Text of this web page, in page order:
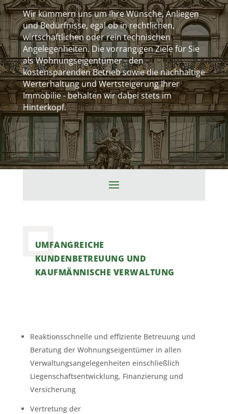
Wir kümmern uns um Ihre Wünsche, Anliegen
und Bedürfnisse, egal ob in rechtlichen,
wirtschaftlichen oder rein technischen
Angelegenheiten. Die vorrangigen Ziele für Sie
als Wohnungseigentümer - den
kostensparenden Betrieb sowie die nachhaltige
Werterhaltung und Wertsteigerung Ihrer
Immobilie - behalten wir dabei stets im
Hinterkopf.
UMFANGREICHE
KUNDENBETREUUNG UND
KAUFMÄNNISCHE VERWALTUNG
Reaktionsschnelle und effiziente Betreuung und
Beratung der Wohnungseigentümer in allen
Verwaltungsangelegenheiten einschließlich
Liegenschaftsentwicklung, Finanzierung und
Versicherung
Vertretung der